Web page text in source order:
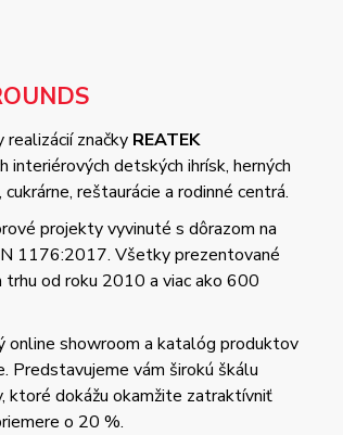
značky REATEK
interiérových detských ihrísk, herných
reštaurácie a rodinné centrá.
projekty vyvinuté s dôrazom na
1176:2017. Všetky prezentované
trhu od roku 2010 a viac ako 600
online showroom a katalóg produktov
Predstavujeme vám širokú škálu
ktoré dokážu okamžite zatraktívniť
o 20 %.